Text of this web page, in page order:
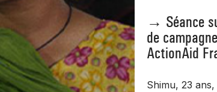
→ Séance
de
ActionAid
Shimu, 23